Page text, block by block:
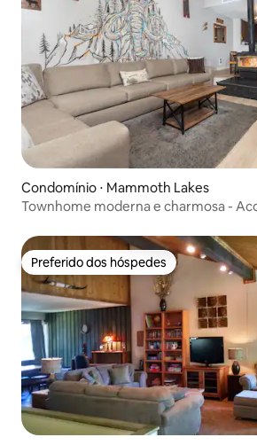
Condomínio ⋅ Mammoth Lakes
Townhome moderna e charmosa -
Preferido dos hóspedes
Preferido dos hóspedes